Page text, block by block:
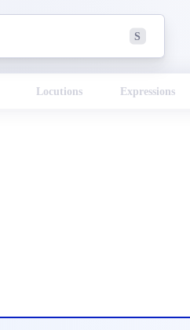
S
Locutions Expressions